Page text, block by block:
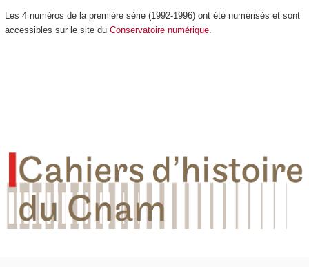
Les 4 numéros de la première série (1992-1996) ont été numérisés et sont
accessibles sur le site du Conservatoire numérique.